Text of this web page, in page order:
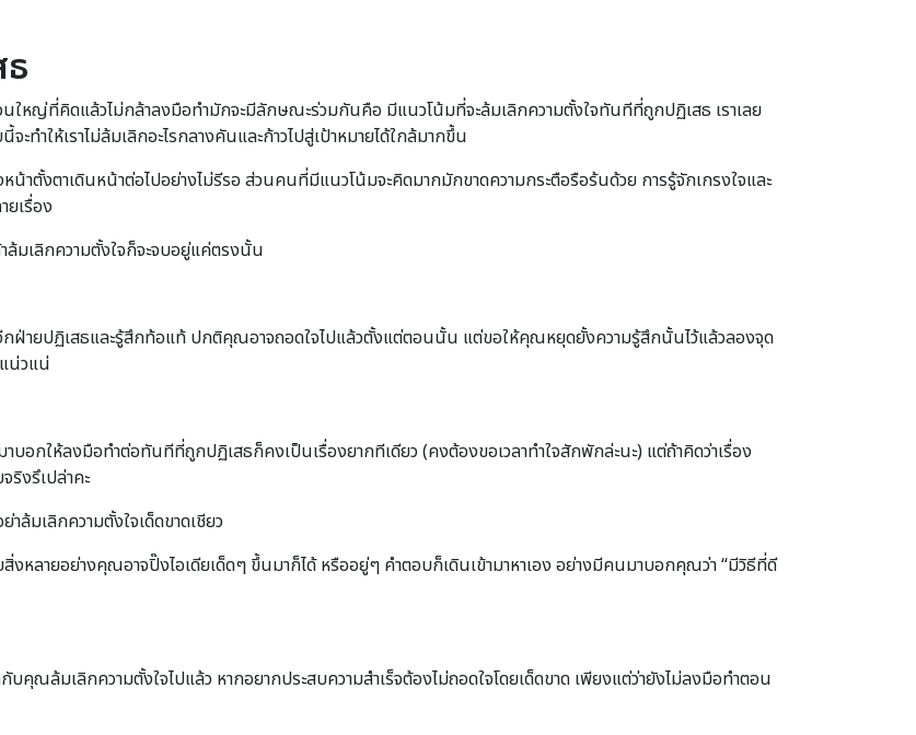
นใหญ่ที่คิดแล้วไม่กล้าลงมือทำมักจะมีลักษณะร่วมกันคือ มีแนวโน้มที่จะล้มเลิกความตั้งใจทันทีที่ถูกปฏิเสธ เราเลย
ำให้เราไม่ล้มเลิกอะไรกลางคันและก้าวไปสู่เป้าหมายได้ใกล้มากขึ้น
าตั้งตาเดินหน้าต่อไปอย่างไม่รีรอ ส่วนคนที่มีแนวโน้มจะคิดมากมักขาดความกระตือรือร้นด้วย การรู้จักเกรงใจและ
เรื่อง
ล้มเลิกความตั้งใจก็จะจบอยู่แค่ตรงนั้น
กฝ่ายปฏิเสธและรู้สึกท้อแท้ ปกติคุณอาจถอดใจไปแล้วตั้งแต่ตอนนั้น แต่ขอให้คุณหยุดยั้งความรู้สึกนั้นไว้แล้วลองจุด
น่วแน่
บอกให้ลงมือทำต่อทันทีที่ถูกปฏิเสธก็คงเป็นเรื่องยากทีเดียว (คงต้องขอเวลาทำใจสักพักล่ะนะ) แต่ถ้าคิดว่าเรื่อง
ริงรึเปล่าคะ
ล้มเลิกความตั้งใจเด็ดขาดเชียว
ยสิ่งหลายอย่างคุณอาจปิ๊งไอเดียเด็ดๆ ขึ้นมาก็ได้ หรืออยู่ๆ คำตอบก็เดินเข้ามาหาเอง อย่างมีคนมาบอกคุณว่า “มีวิธีที่ดี
ล้มเลิกความตั้งใจไปแล้ว หากอยากประสบความสำเร็จต้องไม่ถอดใจโดยเด็ดขาด เพียงแต่ว่ายังไม่ลงมือทำตอน